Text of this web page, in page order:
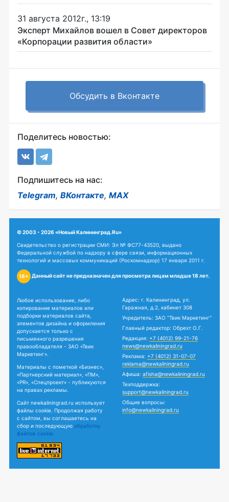
31 августа 2012г., 13:19
Эксперт Михайлов вошел в Совет директоров
«Корпорации развития области»
Обсудить в Вконтакте
Поделитесь новостью:
Подпишитесь на нас:
Telegram, ВКонтакте, MAX
© 2003 - 2026 «Новый Калининград.Ru»
Свидетельство о регистрации СМИ: Эл № ФС77-43520, выдано
Федеральной службой по надзору в сфере связи, информационных
технологий и массовых коммуникаций (Роскомнадзор) 17 января 2011 г.
18+ Данный сайт не предназначен для просмотра лицам младше 18 лет.
Любое использование, либо
копирование материалов или
подборки материалов сайта,
элементов дизайна и оформления
допускается только с
письменного разрешения
правообладателя - ЗАО «Твик
Маркетинг».
Материалы с пометкой «Бизнес»,
«Партнерский материал», «ПМ»,
«PR», «Спецпроект» - публикуются
на правах рекламы.
Сайт newkaliningrad.ru использует
файлы cookie. Продолжая работу
с сайтом, вы соглашаетесь на
сбор и последующую обработку
файлов cookie.
Адрес: г. Калининград, ул.
Гаражная, д.2, кабинет 308
Учредитель: ЗАО "Твик Маркетинг"
Главный редактор: Обрехт О.Г.
Редакция: +7 (4012) 99-21-76
news@newkaliningrad.ru
Реклама: +7 (4012) 31-07-07
reklama@newkaliningrad.ru
Афиша: afisha@newkaliningrad.ru
Техподдержка:
support@newkaliningrad.ru
Общие вопросы:
info@newkaliningrad.ru